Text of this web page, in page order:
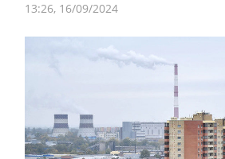
13:26 16/09/2024